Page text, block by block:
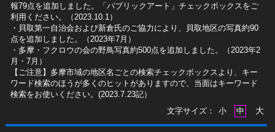
報79点を追加しました。「パブリックアート」チェックボックスをご
利用ください。（2023.10.1）
・貝取第一自治会および新倉氏のご協力により、貝取地区の写真約90
点を追加しました。（2023年7月）
・多摩・フクロウの会の野鳥写真約500点を追加しました。（2023年2
月・7月）
【ご注意】多摩市域の地区名ごとの検索チェックボックスより、キー
ワード検索のほうが多くのヒットがありますので、当面はキーワード
検索をお使いください。(2023.7.23記）
文字サイズ：
小 中 大